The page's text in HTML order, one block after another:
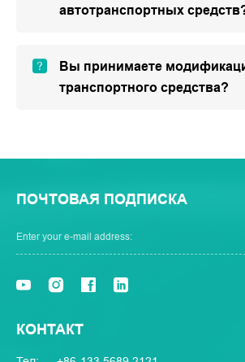
автотранспортных
Вы принимаете
транспортного средства?
ПОЧТОВАЯ ПОДПИСКА
КОНТАКТ